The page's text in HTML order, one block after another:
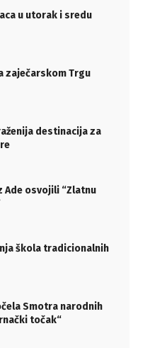
u utorak i sredu
zaječarskom Trgu
destinacija za
Ade osvojili “Zlatnu
škola tradicionalnih
Smotra narodnih
točak“